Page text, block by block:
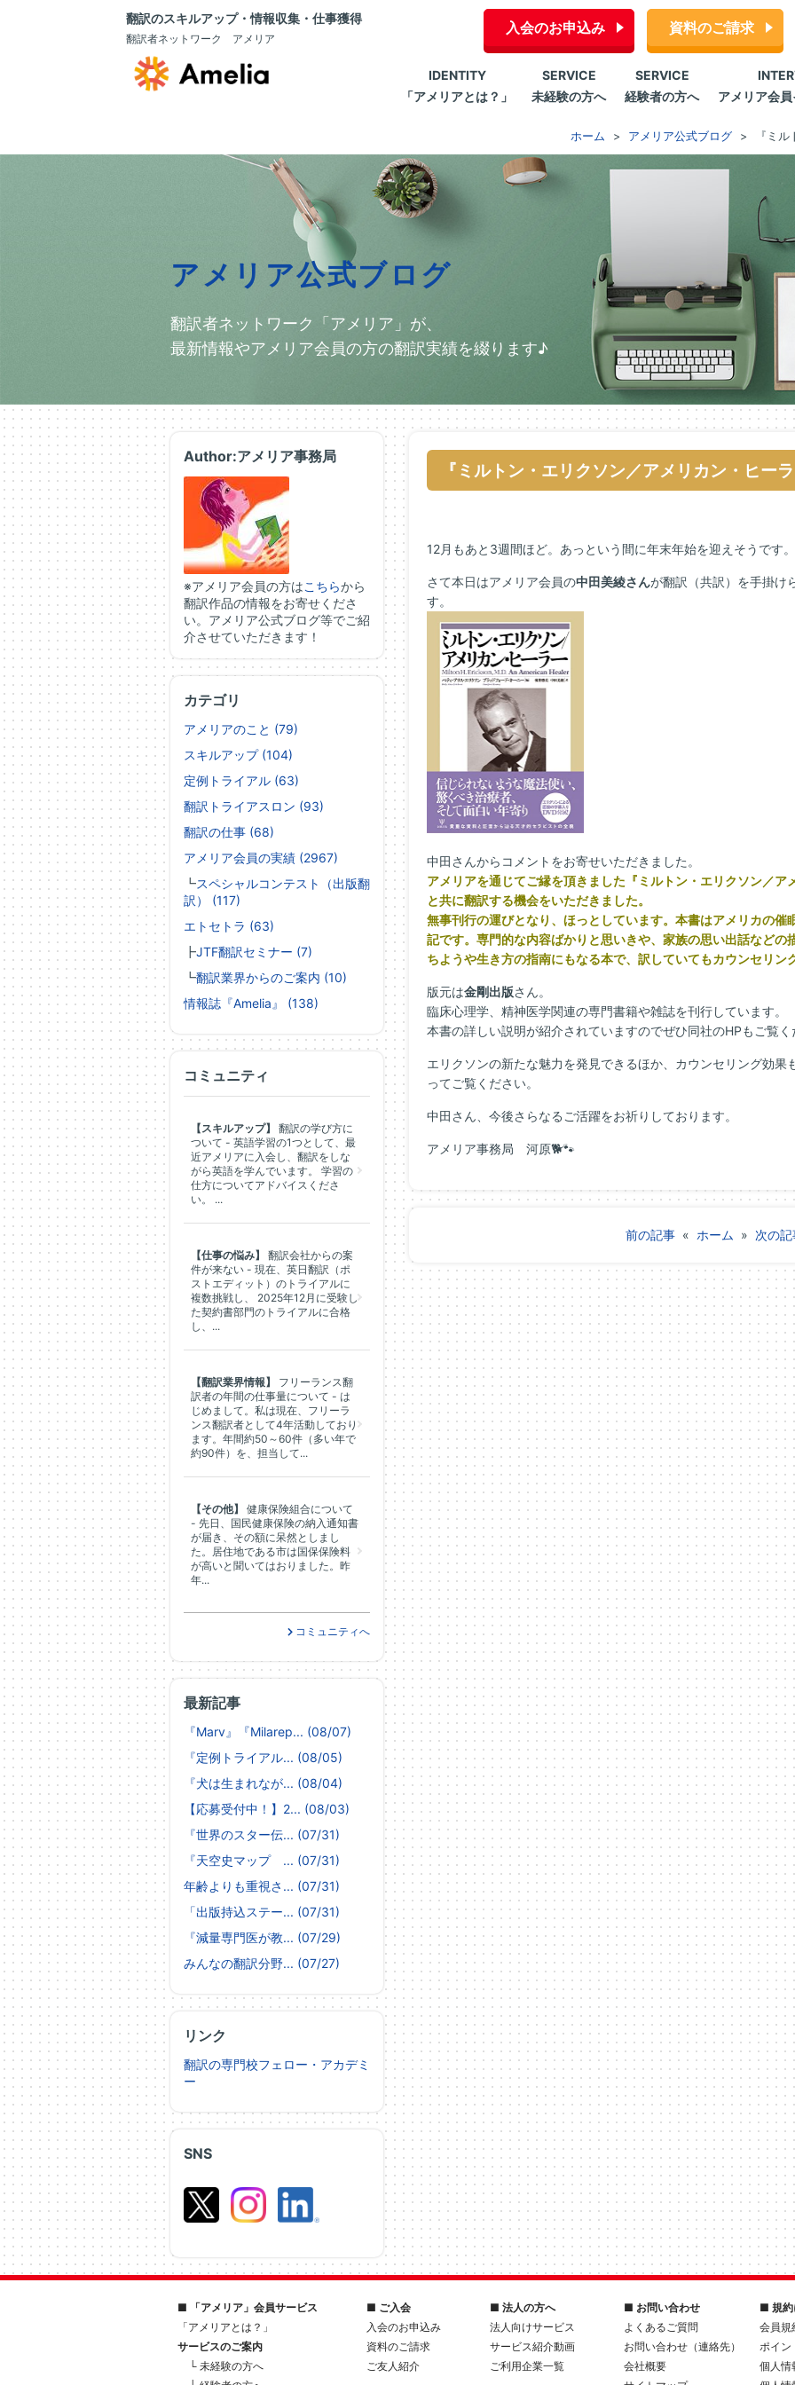
翻訳のスキルアップ・情報収集・仕事獲得
翻訳者ネットワーク アメリア
入会のお申込み 資料のご請求
IDENTITY
「アメリアとは？」
SERVICE
未経験の方へ
SERVICE
経験者の方へ
アメリア会
ホーム アメリア公式ブログ 『ミ
アメリア公式ブログ
翻訳者ネットワーク「アメリア」が、
最新情報やアメリア会員の方の翻訳実績を綴ります♪
『ミルトン・エリクソン／アメリカン・ヒー
12月もあと3週間ほど。あっという間に年末年始を迎えそうです
さて本日はアメリア会員の中田美綾さんが翻訳（共訳）を手掛け
す。
中田さんからコメントをお寄せいただきました。
アメリアを通じてご縁を頂きました『ミルトン・エリクソン／ア
と共に翻訳する機会をいただきました。
無事刊行の運びとなり、ほっとしています。本書はアメリカの催
記です。専門的な内容ばかりと思いきや、家族の思い出話などの
ちようや生き方の指南にもなる本で、訳していてもカウンセリン
版元は金剛出版さん。
臨床心理学、精神医学関連の専門書籍や雑誌を刊行しています。
本書の詳しい説明が紹介されていますのでぜひ同社のHPもご覧く
エリクソンの新たな魅力を発見できるほか、カウンセリング効果
ってご覧ください。
中田さん、今後さらなるご活躍をお祈りしております。
アメリア事務局 河原🐕🐾
前の記事 « ホーム » 次の
Author:アメリア事務局
※アメリア会員の方はこちらから
翻訳作品の情報をお寄せくださ
い。アメリア公式ブログ等でご紹
介させていただきます！
SNS
カテゴリ
アメリアのこと (79)
スキルアップ (104)
定例トライアル (63)
翻訳トライアスロン (93)
翻訳の仕事 (68)
アメリア会員の実績 (2967)
┗スペシャルコンテスト（出版翻
訳） (117)
エトセトラ (63)
┣JTF翻訳セミナー (7)
┗翻訳業界からのご案内 (10)
情報誌『Amelia』 (138)
最新記事
『Marv』『Milarep... (08/07)
『定例トライアル... (08/05)
『犬は生まれなが... (08/04)
【応募受付中！】2... (08/03)
『世界のスター伝... (07/31)
『天空史マップ ... (07/31)
年齢よりも重視さ... (07/31)
「出版持込ステー... (07/31)
『減量専門医が教... (07/29)
みんなの翻訳分野... (07/27)
リンク
翻訳の専門校フェロー・アカデミ
ー
コミュニティ
【スキルアップ】
翻訳の学び方に
ついて - 英語学習の1つとして、最
近アメリアに入会し、翻訳をしな
がら英語を学んでいます。 学習の
仕方についてアドバイスくださ
い。 ...
【仕事の悩み】
翻訳会社からの案
件が来ない - 現在、英日翻訳（ポ
ストエディット）のトライアルに
複数挑戦し、 2025年12月に受験し
た契約書部門のトライアルに合格
し、...
【翻訳業界情報】
フリーランス翻
訳者の年間の仕事量について - は
じめまして。私は現在、フリーラ
ンス翻訳者として4年活動しており
ます。年間約50～60件（多い年で
約90件）を、担当して...
【その他】
健康保険組合について
- 先日、国民健康保険の納入通知書
が届き、その額に呆然としまし
た。居住地である市は国保保険料
が高いと聞いてはおりました。昨
年...
コミュニティへ
■ 「アメリア」会員サービス
「アメリアとは？」
サービスのご案内
└ 未経験の方へ
■ ご入会
入会のお申込み
資料のご請求
ご友人紹介
■ 法人の方へ
法人向けサービス
サービス紹介動画
ご利用企業一覧
■ お問い合わせ
よくあるご質問
お問い合わせ（連絡先）
会社概要
■ 規約
会員規
ポイン
個人情